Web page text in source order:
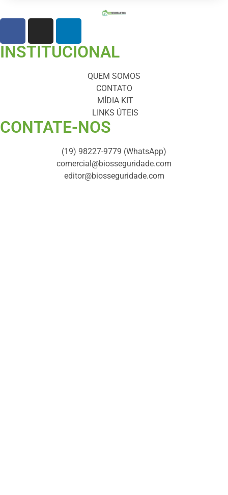
INSTITUCIONAL
QUEM SOMOS
CONTATO
MÍDIA KIT
LINKS ÚTEIS
CONTATE-NOS ​
(19) 98227-9779 (WhatsApp)
comercial@biosseguridade.com
editor@biosseguridade.com